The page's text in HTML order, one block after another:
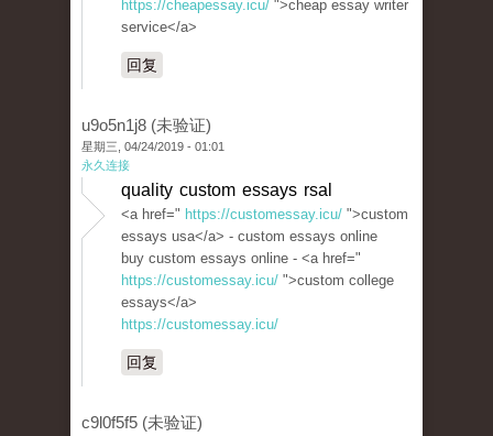
https://cheapessay.icu/ ">cheap essay writer
service</a>
回复
u9o5n1j8 (未验证)
星期三, 04/24/2019 - 01:01
永久连接
quality custom essays rsal
<a href=" https://customessay.icu/ ">custom
essays usa</a> - custom essays online
buy custom essays online - <a href="
https://customessay.icu/ ">custom college
essays</a>
https://customessay.icu/
回复
c9l0f5f5 (未验证)